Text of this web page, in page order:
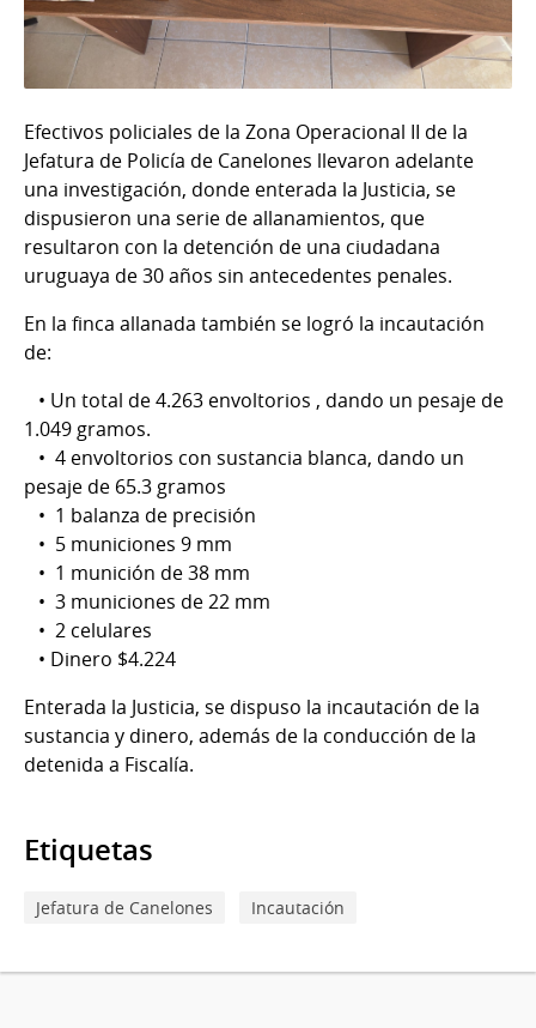
Efectivos policiales de la Zona Operacional II de la
Jefatura de Policía de Canelones llevaron adelante
una investigación, donde enterada la Justicia, se
dispusieron una serie de allanamientos, que
resultaron con la detención de una ciudadana
uruguaya de 30 años sin antecedentes penales.
En la finca allanada también se logró la incautación
de:
• Un total de 4.263 envoltorios , dando un pesaje de
1.049 gramos.
• 4 envoltorios con sustancia blanca, dando un
pesaje de 65.3 gramos
• 1 balanza de precisión
• 5 municiones 9 mm
• 1 munición de 38 mm
• 3 municiones de 22 mm
• 2 celulares
• Dinero $4.224
Enterada la Justicia, se dispuso la incautación de la
sustancia y dinero, además de la conducción de la
detenida a Fiscalía.
Etiquetas
Jefatura de Canelones Incautación